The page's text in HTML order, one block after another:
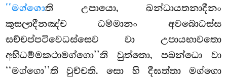
‘‘මග්ගොති උපායො, ඛන්ධායතනාදීනං
කුසලාදීනඤ්ච ධම්මානං අවබොධස්ස
සච්චප්පටිවෙධස්සෙව වා උපායභාවතො
අභිධම්මකථාමග්ගො’’ති වුත්තො, පබන්ධො වා
‘‘මග්ගො’’ති වුච්චති. සො හි දීඝත්තා මග්ගො